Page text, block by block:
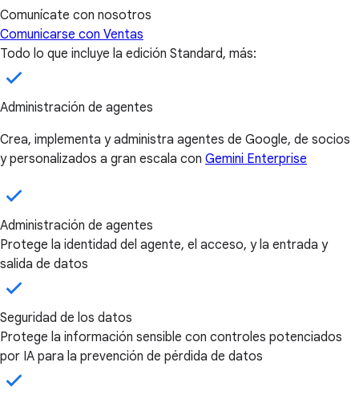
Comunícate con nosotros
Comunicarse con Ventas
Todo lo que incluye la edición Standard, más:
Administración de agentes
Crea, implementa y administra agentes de Google, de socios
y personalizados a gran escala con Gemini Enterprise
Administración de agentes
Protege la identidad del agente, el acceso, y la entrada y
salida de datos
Seguridad de los datos
Protege la información sensible con controles potenciados
por IA para la prevención de pérdida de datos